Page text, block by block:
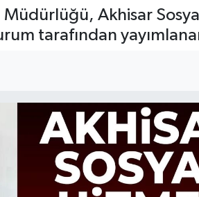
Akhisar
tarafından